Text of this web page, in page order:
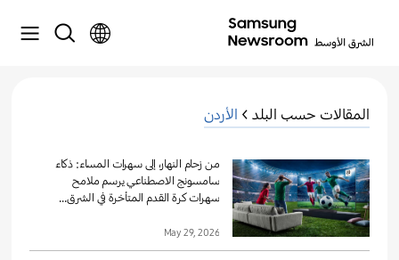
المقالات حسب البلد > الأردن
من زحام النهار، إلى سهرات المساء: ذكاء
سامسونج الاصطناعي يرسم ملامح
سهرات كرة القدم المتأخرة في الشرق...
May 29, 2026